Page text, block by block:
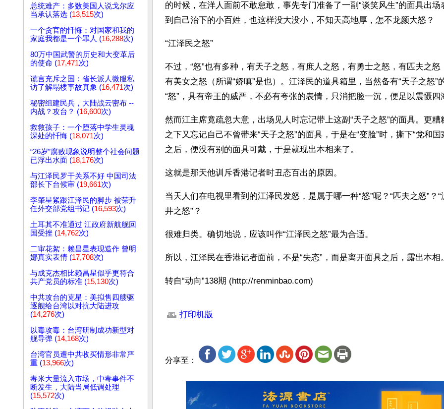
总统难产：多数美国人说戈尔应
当承认落选 (13,515次)
一个贪官的忏悔：对国家和我的
家庭我都是一个罪人 (16,288次)
80万中国武警的历史和大变革后
的使命 (17,471次)
谎言充斥之国：省长派人微服私
访了解塌楼事故真象 (16,471次)
秘密组建民兵，大陆战云密布 --
内战？攻台？ (16,600次)
救救孩子：一个堕落中学生灵魂
深处的忏悔 (18,071次)
“26岁”腐败现象说明整个社会问题
已浮出水面 (18,176次)
与江泽民罗干关系不好 中国司法
部长下台候审 (19,661次)
李肇星紧跟江泽民的脚步 被荣升
任外交部党组书记 (16,593次)
土耳其不准通过 江政府新航舰回
国受挫 (14,762次)
二审花絮：赖昌星表现造作 曾明
娜真实表情 (17,708次)
与成克杰相比赖昌星似乎更符合
共产党员的标准 (15,130次)
中共攻台的克星：美拟售四艘驱
逐舰给台湾以对抗大陆进攻
(14,276次)
以毒攻毒：台湾研制成功新型对
舰导弹 (14,168次)
台湾官员遭中共收买情形非常严
重 (13,966次)
毒米大量流入市场，中毒事件不
断发生，大陆当局低调处理
(15,572次)
的时候，在洋人面前不敢怠敢，事先专门准备了一副“谈笑风生”的面具出
到自己治下的小百姓，也这样没大没小，不知天高地厚，怎不龙颜大怒？
“江泽民之怒”
不过，“怒”也有多种，有天子之怒，有庶人之怒，有勇士之怒，有匹夫之怒
有美女之怒（所谓“娇嗔”是也）。江泽民的道具箱里，当然备有“天子之怒”
“怒”，具有帝王的威严，不必有夸张的表情，只消把脸一沉，便足以震慑四
然而江主席竟疏忽大意，出场见人时忘记带上这副“天子之怒”的面具。更糟
之下又忘记自己不曾带来“天子之怒”的面具，于是在“变脸”时，撕下“党和
之后，便没有别的面具可戴，于是就现出本相来了。
这就是那天他训斥香港记者时丑态百出的原因。
当天人们在电视里看到的江泽民发怒，是属于哪一种“怒”呢？“匹夫之怒”？“
井之怒”？
很难归类。确切地说，应该叫作“江泽民之怒”最为合适。
所以，江泽民在香港记者面前，不是“失态”，而是离开面具之后，露出本相
转自“动向”138期 (http://renminbao.com)
打印机版
分享至：